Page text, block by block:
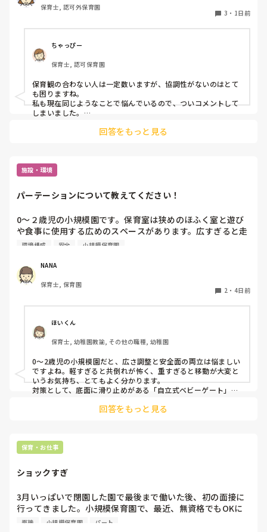
保育士, 認可外保育園
3 ・ 1日前
ちゃっぴー
保育士, 認可保育園
保育観の合わない人は一定数いますが、協調性がないのはとて
も困りますね。
私も現在同じようなことで悩んでいるので、ついコメントして
しまいました。
すぎると自分が疲れます。なので、ある程度アクション起こし
あまりにも、困る場合はさらに上に相談します。
そうでもしなければ、相手も気づいてくれないと思うので。
回答をもっと見る
施設・環境
パーテーションについて教えてください！
0〜２歳児の小規模園です。保育室は狭めのほふく室と遊び
や食事に使用する広めのスペースがあります。広すぎると走
り回ったりして落ち着かないので、活動によってパーテーシ
うな素材で軽いので、ちょっと体が当たると倒れたり、つか
まり立ちが不安定な子にとっては共倒れになったりで危険で
す。かと言って固定してしまうと活動によって柔軟に移動す
しっかりした重いものを置いていましたが、移動が大変で使
い勝手が悪く、子どもがぶつかって倒れた時に怖い思いをし
ました。
皆さんの園ではどんなもので工夫されていますか？
環境構成 安全 小規模保育園
NANA
保育士, 保育園
2 ・ 4日前
ほいくん
保育士, 幼稚園教諭, その他の職種, 幼稚園
0〜2歳児の小規模園だと、広さ調整と安全面の両立は悩ましい
ですよね。軽すぎると共倒れが怖く、重すぎると移動が大変と
いうお気持ち、とてもよく分かります。
対策として、底面に滑り止めがある「自立式ベビーゲート」な
た、ストッパー付きキャスターをつけたロー棚を仕切りにすれ
てくださいね。安全で使いやすい方法が見つかるよう応援して
います。
回答をもっと見る
保育・お仕事
ショックすぎ
3月いっぱいで閉園した園で最後まで働いた後、初の面接に
行ってきました。小規模保育園で、最近、無資格でもOKに
なった所で、だいぶ前から絶対ここで働きたいって思ってた
面接 小規模保育園 パート